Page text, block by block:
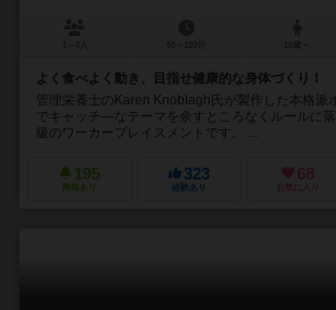
よく食べよく動き、目指せ健康的な身体づくり！
管理栄養士のKaren Knoblagh氏が製作した本格派
でキャッチ―なテーマを余すところなくルールに落
級のワーカープレイスメントです。 ...
195
興味あり
323
経験あり
68
お気に入り